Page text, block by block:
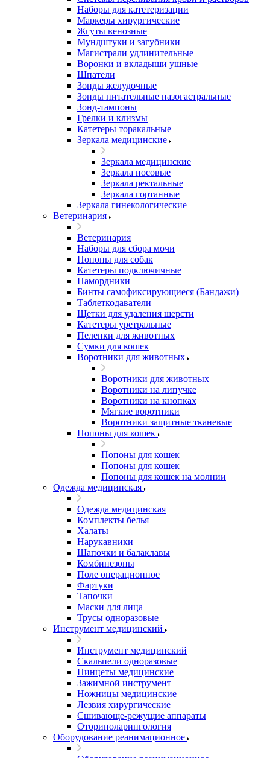
Наборы для катетеризации
Маркеры хирургические
Жгуты венозные
Мундштуки и загубники
Магистрали удлинительные
Воронки и вкладыши ушные
Шпатели
Зонды желудочные
Зонды питательные назогастральные
Зонд-тампоны
Грелки и клизмы
Катетеры торакальные
Зеркала медицинские
Зеркала медицинские
Зеркала носовые
Зеркала ректальные
Зеркала гортанные
Зеркала гинекологические
Ветеринария
Ветеринария
Наборы для сбора мочи
Попоны для собак
Катетеры подключичные
Намордники
Бинты самофиксирующиеся (Бандажи)
Таблеткодаватели
Щетки для удаления шерсти
Катетеры уретральные
Пеленки для животных
Сумки для кошек
Воротники для животных
Воротники для животных
Воротники на липучке
Воротники на кнопках
Мягкие воротники
Воротники защитные тканевые
Попоны для кошек
Попоны для кошек
Попоны для кошек
Попоны для кошек на молнии
Одежда медицинская
Одежда медицинская
Комплекты белья
Халаты
Нарукавники
Шапочки и балаклавы
Комбинезоны
Поле операционное
Фартуки
Тапочки
Маски для лица
Трусы одноразовые
Инструмент медицинский
Инструмент медицинский
Скальпели одноразовые
Пинцеты медицинские
Зажимной инструмент
Ножницы медицинские
Лезвия хирургические
Сшивающе-режущие аппараты
Оториноларингология
Оборудование реанимационное